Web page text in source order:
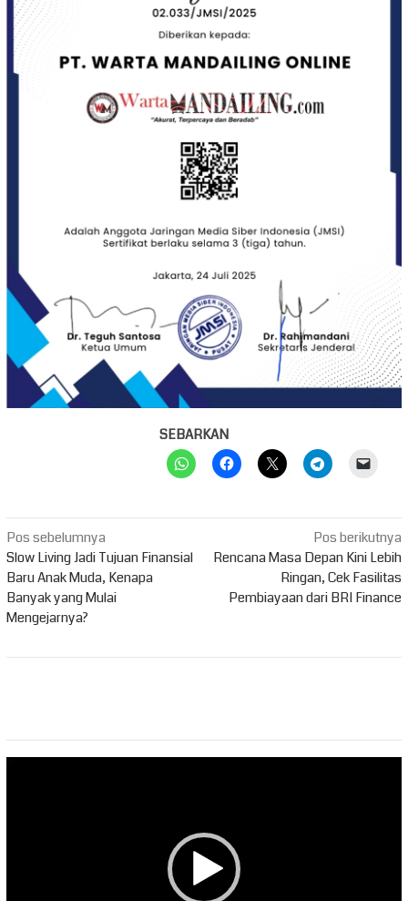
SEBARKAN
Navigasi
pos
Pos sebelumnya
Slow Living Jadi Tujuan Finansial
Baru Anak Muda, Kenapa
Banyak yang Mulai
Mengejarnya?
Pos berikutnya
Rencana Masa Depan Kini Lebih
Ringan, Cek Fasilitas
Pembiayaan dari BRI Finance